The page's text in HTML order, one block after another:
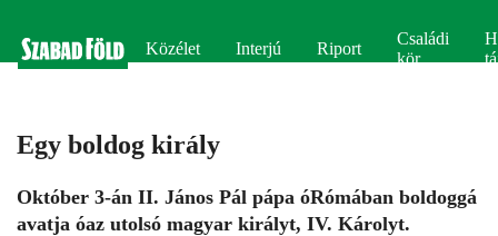
Közélet Interjú Riport
Családi
kör
Egy boldog király
Október 3-án II. János Pál pápa óRómában boldoggá
avatja óaz utolsó magyar királyt, IV. Károlyt.